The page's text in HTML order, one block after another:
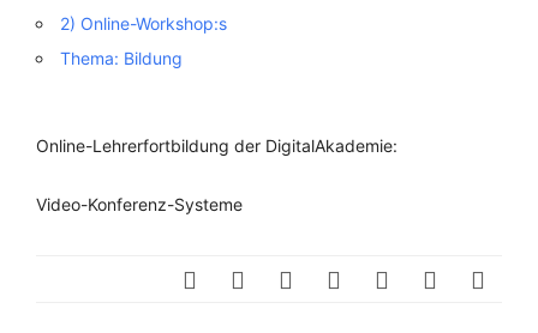
2) Online-Workshop:s
Thema: Bildung
Online-Lehrerfortbildung der DigitalAkademie:
Video-Konferenz-Systeme